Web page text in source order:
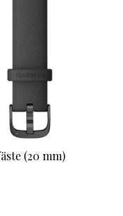
(20 mm)